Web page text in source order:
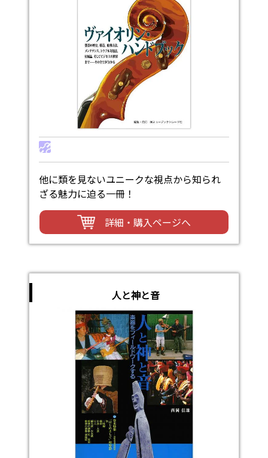
他に類を見ないユニークな視点から知られ
ざる魅力に迫る一冊！
詳細・購入ページへ
人と神と音